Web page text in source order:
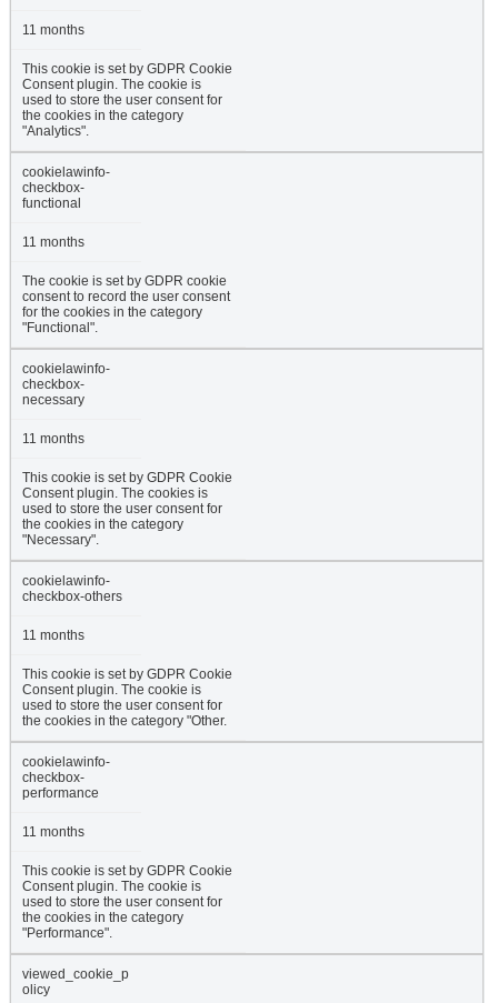
11 months
This cookie is set by GDPR Cookie
Consent plugin. The cookie is
used to store the user consent for
the cookies in the category
"Analytics".
cookielawinfo-
checkbox-
functional
11 months
The cookie is set by GDPR cookie
consent to record the user consent
for the cookies in the category
"Functional".
cookielawinfo-
checkbox-
necessary
11 months
This cookie is set by GDPR Cookie
Consent plugin. The cookies is
used to store the user consent for
the cookies in the category
"Necessary".
cookielawinfo-
checkbox-others
11 months
This cookie is set by GDPR Cookie
Consent plugin. The cookie is
used to store the user consent for
the cookies in the category "Other.
cookielawinfo-
checkbox-
performance
11 months
This cookie is set by GDPR Cookie
Consent plugin. The cookie is
used to store the user consent for
the cookies in the category
"Performance".
viewed_cookie_p
olicy